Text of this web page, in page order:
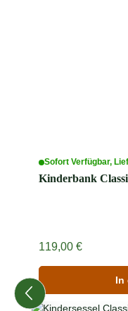
Sofort Verfügbar,
Kinderbank
Regulärer Preis:
119,00 €
In